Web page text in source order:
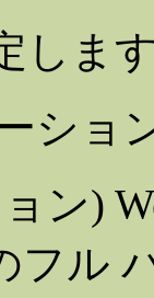
しま
ショ
ン)
フル